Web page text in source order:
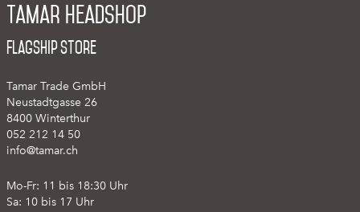
Tamar Headshop
Flagship Store
Tamar Trade GmbH
Neustadtgasse 26
8400 Winterthur
052 212 14 50
info@tamar.ch
Mo-Fr: 11 bis 18:30 Uhr
Sa: 10 bis 17 Uhr